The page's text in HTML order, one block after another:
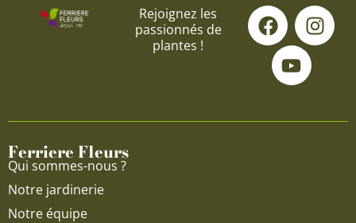
Rejoignez les
passionnés de
plantes !
F
a
c
e
o
I
n
s
g
Y
o
u
t
u
b
Ferriere Fleurs
Qui sommes-nous ?
Notre jardinerie
Notre équipe